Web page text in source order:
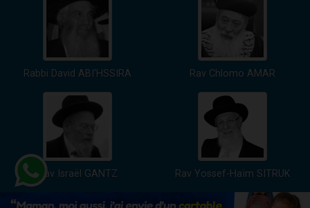
Rabbi David ABI'HSSIRA Rav Chlomo AMAR
Rav Israël GANTZ Rav Yossef-Haïm SITRUK